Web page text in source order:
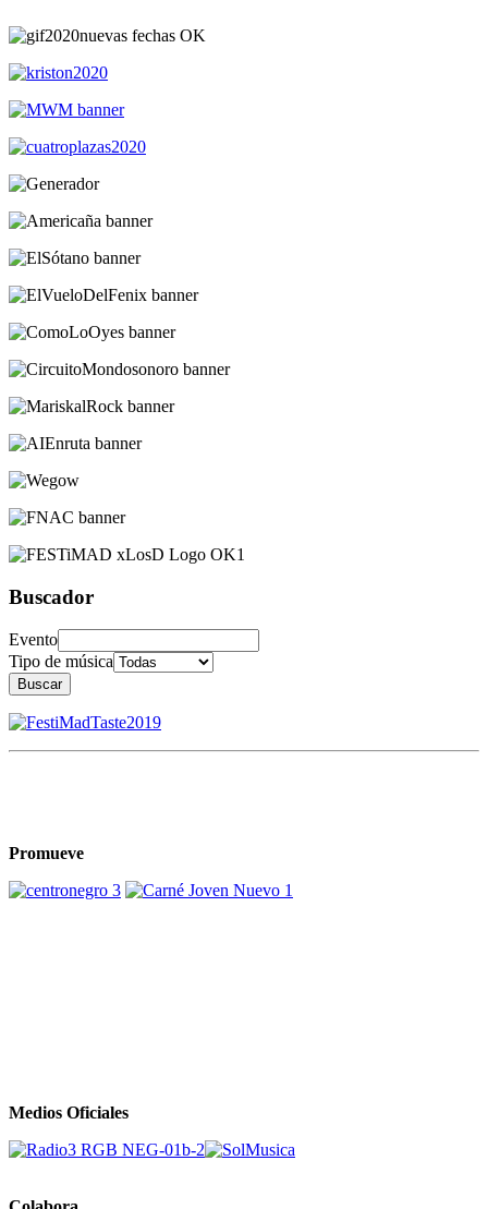
Buscador
Evento
Tipo de música
Buscar
Promueve
Medios Oficiales